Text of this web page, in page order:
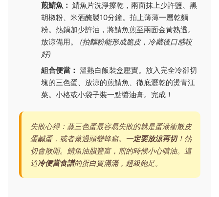
煎鯖魚： 鯖魚片洗淨擦乾，兩面抹上少許鹽、黑
胡椒粉、米酒醃製10分鐘。拍上薄薄一層乾麵
粉。熱鍋加少許油，將鯖魚煎至兩面金黃熟透。
放涼備用。 (拍麵粉能形成脆皮，冷藏後口感較
好)
組合便當： 溫熱白飯裝盒壓實。放入完全冷卻切
塊的三色蛋、放涼的煎鯖魚、徹底瀝乾的燙青江
菜。小格或小袋子裝一點醬油膏。完成！
失敗心得：蒸三色蛋最容易失敗的就是蛋液衝散皮
蛋鹹蛋，或者蒸過頭變蜂窩。
一定要放涼再切！熱
切會散開。鯖魚油脂豐富，煎的時候小心噴油。這
道冷便當食譜的蛋白質滿滿，超級飽足。